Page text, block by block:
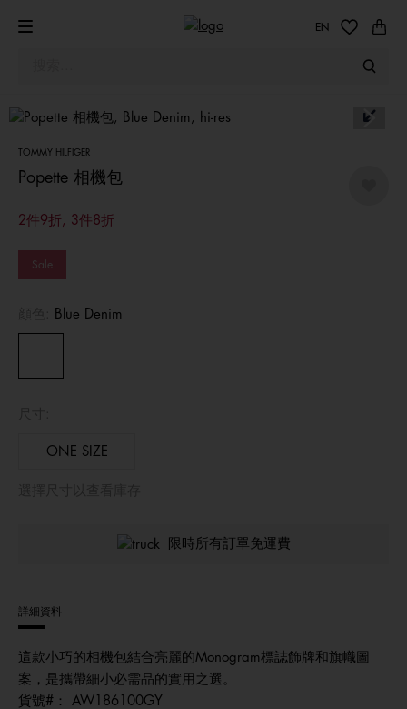
EN
TOMMY HILFIGER
Popette 相機包
2件9折, 3件8折
Sale
Blue Denim
ONE SIZE
限時所有訂單免運費
詳細資料
這款小巧的相機包結合亮麗的Monogram標誌飾牌和旗幟圖
案，是攜帶細小必需品的實用之選。
貨號#： AW186100GY